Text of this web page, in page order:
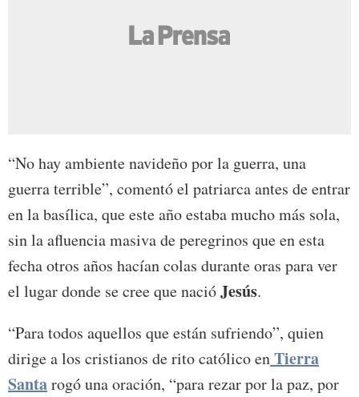
“No hay ambiente navideño por la guerra, una
guerra terrible”, comentó el patriarca antes de entrar
en la basílica, que este año estaba mucho más sola,
sin la afluencia masiva de peregrinos que en esta
fecha otros años hacían colas durante oras para ver
el lugar donde se cree que nacióJesús.
“Para todos aquellos que están sufriendo”, quien
dirige a los cristianos de rito católico enTierra
Santarogó una oración, “para rezar por la paz, por